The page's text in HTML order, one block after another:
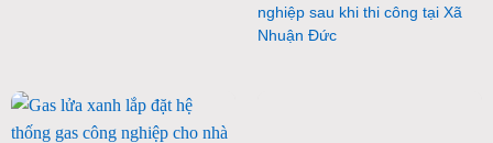
nghiệp sau khi thi công tại Xã
Nhuận Đức